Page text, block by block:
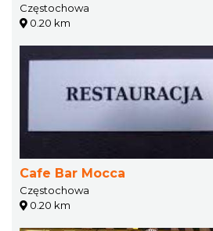
Częstochowa
0.20 km
Cafe Bar Mocca
Częstochowa
0.20 km